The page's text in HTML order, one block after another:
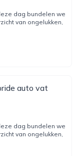
dag bundelen we
van ongelukken,
auto vat
dag bundelen we
van ongelukken,